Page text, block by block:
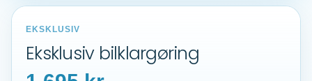
EKSKLUSIV
Eksklusiv bilklargøring